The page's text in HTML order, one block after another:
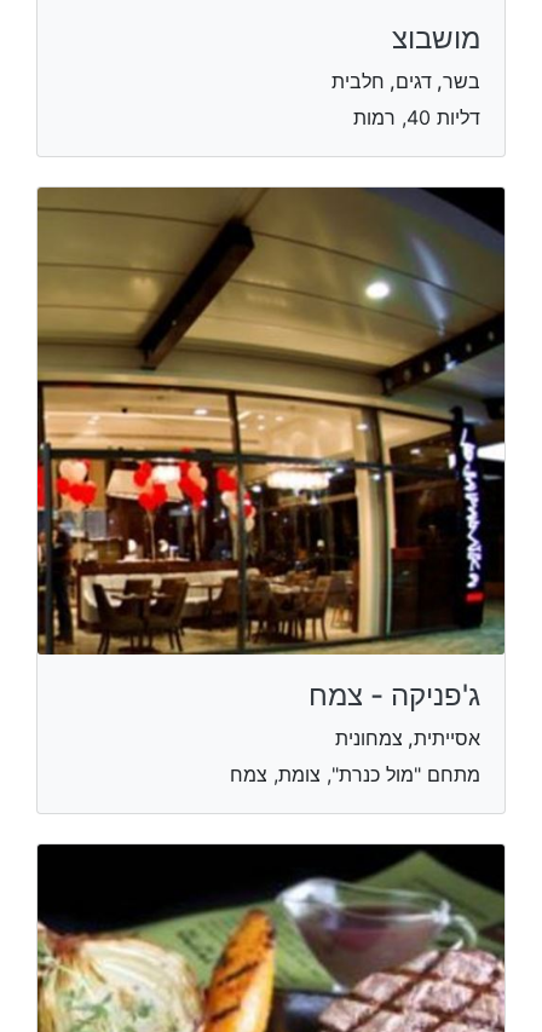
מושבוצ
בשר, דגים, חלבית
דליות 40, רמות
ג'פניקה - צמח
אסייתית, צמחונית
מתחם "מול כנרת", צומת, צמח